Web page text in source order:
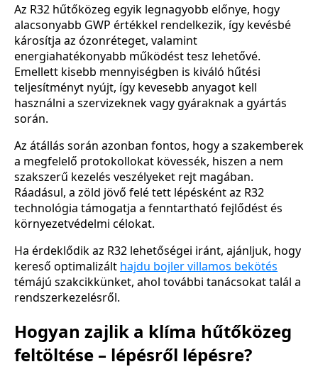
Az R32 hűtőközeg egyik legnagyobb előnye, hogy
alacsonyabb GWP értékkel rendelkezik, így kevésbé
károsítja az ózonréteget, valamint
energiahatékonyabb működést tesz lehetővé.
Emellett kisebb mennyiségben is kiváló hűtési
teljesítményt nyújt, így kevesebb anyagot kell
használni a szervizeknek vagy gyáraknak a gyártás
során.
Az átállás során azonban fontos, hogy a szakemberek
a megfelelő protokollokat kövessék, hiszen a nem
szakszerű kezelés veszélyeket rejt magában.
Ráadásul, a zöld jövő felé tett lépésként az R32
technológia támogatja a fenntartható fejlődést és
környezetvédelmi célokat.
Ha érdeklődik az R32 lehetőségei iránt, ajánljuk, hogy
kereső optimalizált hajdu bojler villamos bekötés
témájú szakcikkünket, ahol további tanácsokat talál a
rendszerkezelésről.
Hogyan zajlik a klíma hűtőközeg
feltöltése – lépésről lépésre?